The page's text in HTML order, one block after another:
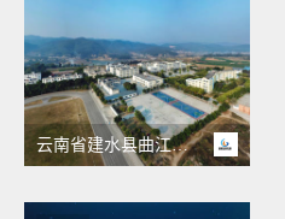
云南省建水县曲江中学